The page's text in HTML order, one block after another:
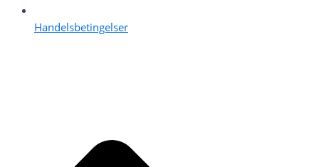
Handelsbetingelser